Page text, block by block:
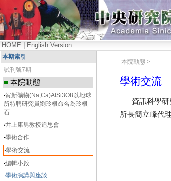
HOME English Version
本期索引
試刊號7期
■ 本院動態
‧賀新礦物(Na,Ca)AlSi3O8以地球
所特聘研究員劉玲根命名為玲根
石
‧井上康男教授追思會
‧學術合作
‧學術交流
‧編輯小啟
學術演講與座談
本院動態 >
學術交流
資訊科學研
所長簡立峰代理